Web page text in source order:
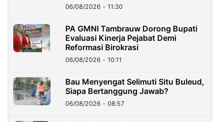
06/08/2026 - 11:30
PA GMNI Tambrauw Dorong Bupati
Evaluasi Kinerja Pejabat Demi
Reformasi Birokrasi
06/08/2026 - 10:11
Bau Menyengat Selimuti Situ Buleud,
Siapa Bertanggung Jawab?
06/08/2026 - 08:57